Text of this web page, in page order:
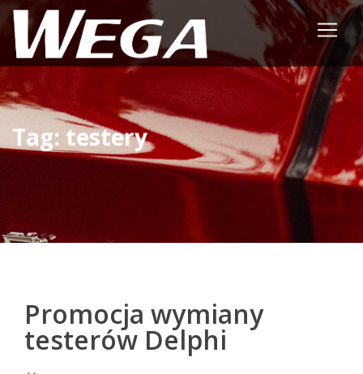
Tag: testery
Promocja wymiany
testerów Delphi